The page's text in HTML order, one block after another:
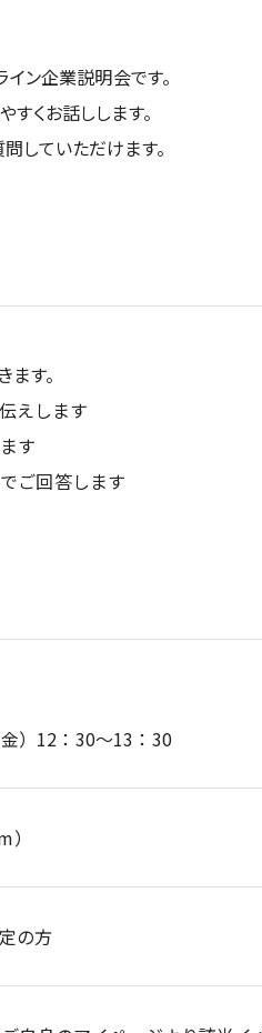
ン企業説明会です。
くお話しします。
していただけます。
す。
えします
す
ご回答します
）12：30～13：30
の方